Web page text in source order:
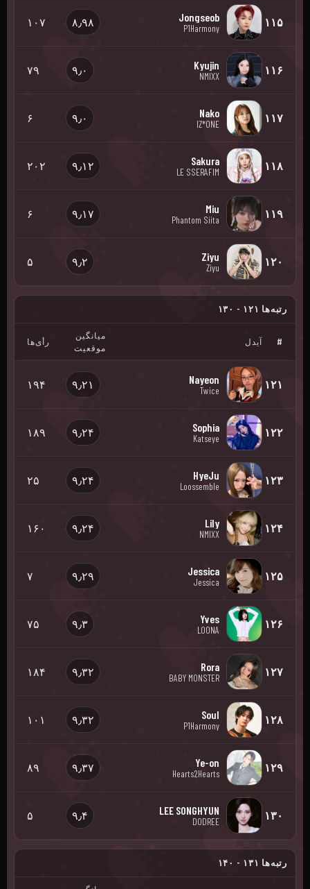
۱۱۵ Jongseob
P1Harmony ۸٫۹۸ ۱۰۷
۱۱۶ Kyujin
NMIXX ۹٫۰ ۷۹
۱۱۷ Nako
IZ*ONE ۹٫۰ ۶
۱۱۸ Sakura
LE SSERAFIM ۹٫۱۲ ۲۰۲
۱۱۹ Miu
Phantom Siita ۹٫۱۷ ۶
۱۲۰ Ziyu
Ziyu ۹٫۲ ۵
رتبه‌ها ۱۲۱ - ۱۳۰
# آیدل
میانگین
موقعیت
رأی‌ها
۱۲۱ Nayeon
Twice ۹٫۲۱ ۱۹۴
۱۲۲ Sophia
Katseye ۹٫۲۴ ۱۸۹
۱۲۳ HyeJu
Loossemble ۹٫۲۴ ۲۵
۱۲۴ Lily
NMIXX ۹٫۲۴ ۱۶۰
۱۲۵ Jessica
Jessica ۹٫۲۹ ۷
۱۲۶ Yves
LOONA ۹٫۳ ۷۵
۱۲۷ Rora
BABY MONSTER ۹٫۳۲ ۱۸۴
۱۲۸ Soul
P1Harmony ۹٫۳۲ ۱۰۱
۱۲۹ Ye-on
Hearts2Hearts ۹٫۳۷ ۸۹
۱۳۰ LEE SONGHYUN
DODREE ۹٫۴ ۵
رتبه‌ها ۱۳۱ - ۱۴۰